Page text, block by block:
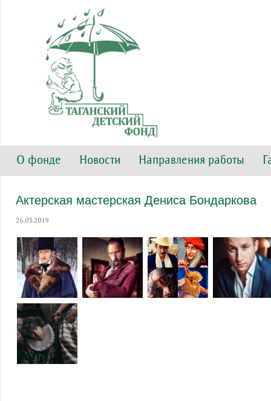
О фонде Новости Направления работы
Актерская мастерская Дениса Бондаркова
26.03.2019